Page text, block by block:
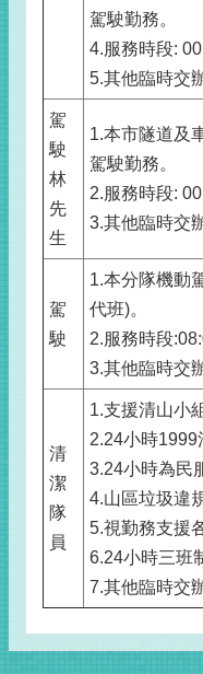
駕駛勤務。
4.服務時段:
5.其他臨時交
駕
駛
林
先
生
1.本市隧道及
駕駛勤務。
2.服務時段:
3.其他臨時交
駕
駛
1.本分隊機動
代班)。
2.服務時段
3.其他臨時交
清
潔
隊
員
1.支援清山小
2.24小時1999
3.24小時為民
4.山區垃圾違
5.視勤務支援
6.24小時三班
7.其他臨時交